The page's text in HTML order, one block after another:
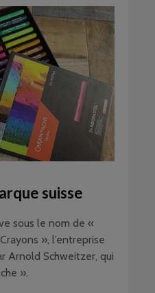
suisse
sous le nom de «
», l’entreprise
Arnold Schweitzer, qui
».